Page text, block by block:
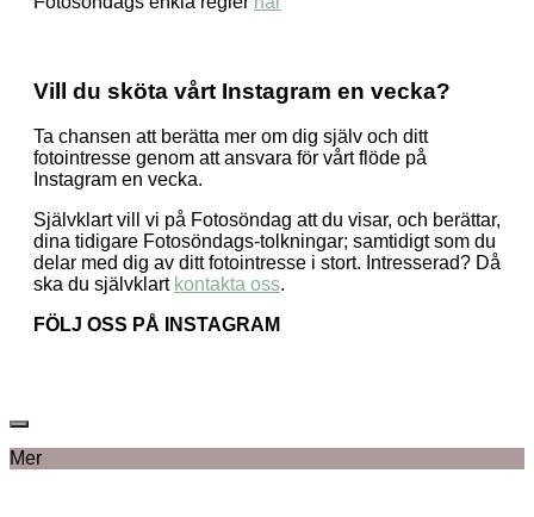
Vill du sköta vårt Instagram en vecka?
Ta chansen att berätta mer om dig själv och ditt
fotointresse genom att ansvara för vårt flöde på
Instagram en vecka.
Självklart vill vi på Fotosöndag att du visar, och berättar,
dina tidigare Fotosöndags-tolkningar; samtidigt som du
delar med dig av ditt fotointresse i stort. Intresserad? Då
ska du självklart kontakta oss.
FÖLJ OSS PÅ INSTAGRAM
Mer